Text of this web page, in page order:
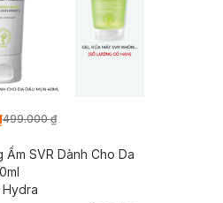
499.000 ₫
Ẩm SVR Dành Cho Da